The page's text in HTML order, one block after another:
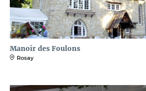
Manoir des Foulons
Rosay